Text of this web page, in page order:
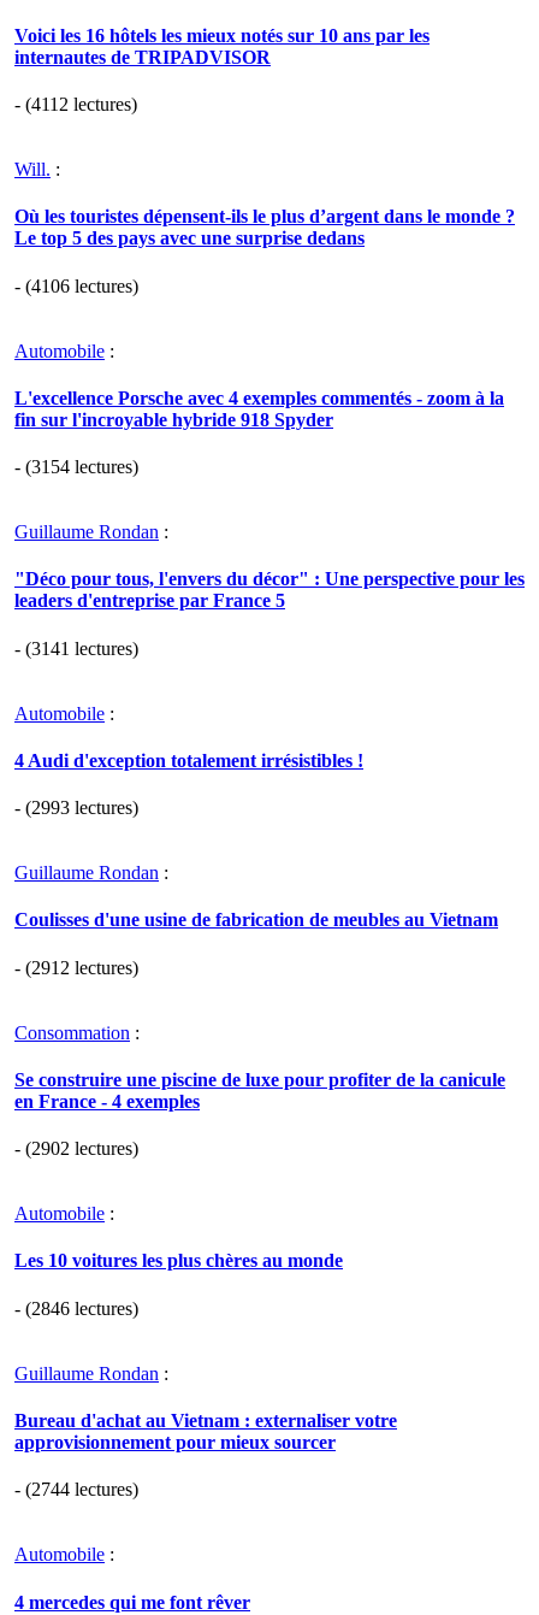
Voici les 16 hôtels les mieux notés sur 10 ans par les
internautes de TRIPADVISOR
- (4112 lectures)
Will. :
Où les touristes dépensent-ils le plus d’argent dans le monde ?
Le top 5 des pays avec une surprise dedans
- (4106 lectures)
Automobile :
L'excellence Porsche avec 4 exemples commentés - zoom à la
fin sur l'incroyable hybride 918 Spyder
- (3154 lectures)
Guillaume Rondan :
"Déco pour tous, l'envers du décor" : Une perspective pour les
leaders d'entreprise par France 5
- (3141 lectures)
Automobile :
4 Audi d'exception totalement irrésistibles !
- (2993 lectures)
Guillaume Rondan :
Coulisses d'une usine de fabrication de meubles au Vietnam
- (2912 lectures)
Consommation :
Se construire une piscine de luxe pour profiter de la canicule
en France - 4 exemples
- (2902 lectures)
Automobile :
Les 10 voitures les plus chères au monde
- (2846 lectures)
Guillaume Rondan :
Bureau d'achat au Vietnam : externaliser votre
approvisionnement pour mieux sourcer
- (2744 lectures)
Automobile :
4 mercedes qui me font rêver